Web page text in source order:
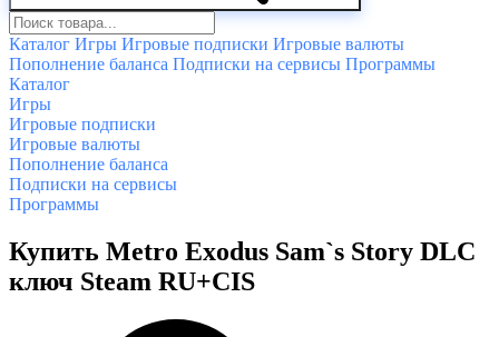
Каталог Игры Игровые подписки Игровые валюты
Пополнение баланса Подписки на сервисы Программы
Каталог
Игры
Игровые подписки
Игровые валюты
Пополнение баланса
Подписки на сервисы
Программы
Купить Metro Exodus Sam`s Story DLC
ключ Steam RU+CIS